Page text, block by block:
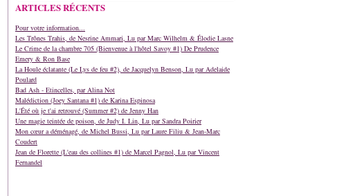
ARTICLES RÉCENTS
Pour votre information...
Les Trônes Trahis, de Nesrine Ammari, Lu par Marc Wilhelm & Élodie Lasne
Le Crime de la chambre 705 (Bienvenue à l'hôtel Savoy #1) De Prudence
Emery & Ron Base
La Houle éclatante (Le Lys de feu #2), de Jacquelyn Benson, Lu par Adelaide
Poulard
Bad Ash - Etincelles, par Alina Not
Malédiction (Joey Santana #1) de Karina Espinosa
L'Été où je t'ai retrouvé (Summer #2) de Jenny Han
Une magie teintée de poison, de Judy I. Lin, Lu par Sandra Poirier
Mon cœur a déménagé, de Michel Bussi, Lu par Laure Filiu & Jean-Marc
Coudert
Jean de Florette (L'eau des collines #1) de Marcel Pagnol, Lu par Vincent
Fernandel